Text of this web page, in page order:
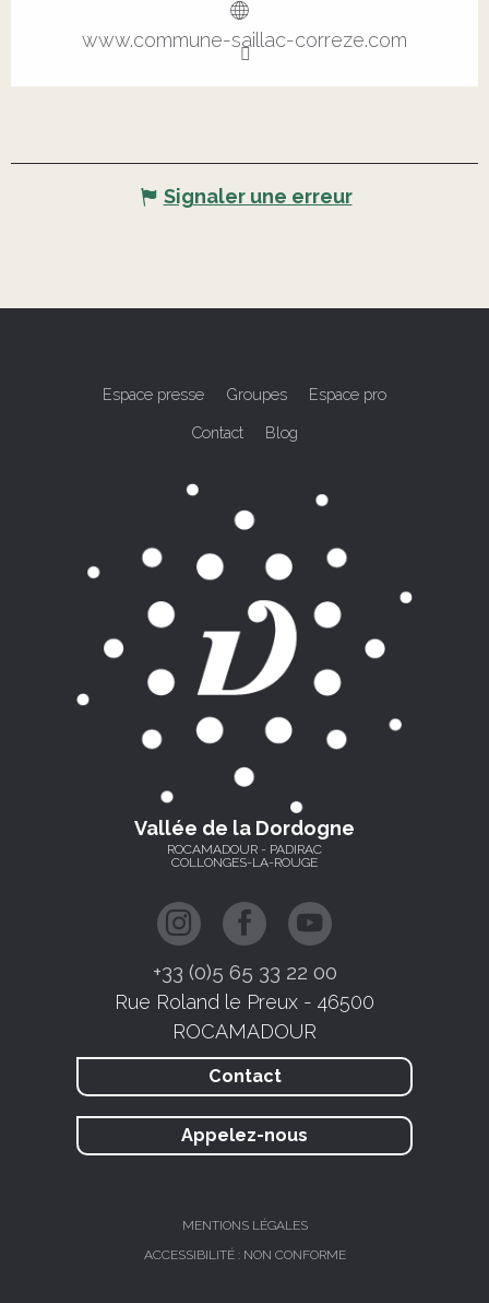
www.commune-saillac-correze.com
Signaler une erreur
Espace presse Groupes Espace pro
Contact Blog
Vallée de la Dordogne
ROCAMADOUR - PADIRAC
COLLONGES-LA-ROUGE
+33 (0)5 65 33 22 00
Rue Roland le Preux - 46500
ROCAMADOUR
Contact
Appelez-nous
MENTIONS LÉGALES
ACCESSIBILITÉ : NON CONFORME